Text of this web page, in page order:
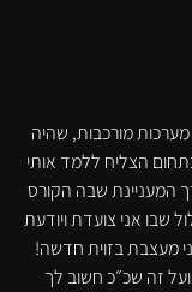
מערכות מורכבות, שהיה
הצליח ללמד אותי
המעניינת שבה הקורס
שבו אני צועדת ויודעת
מעצבת בזוית חדשה!
זה שכ״כ חשוב לך